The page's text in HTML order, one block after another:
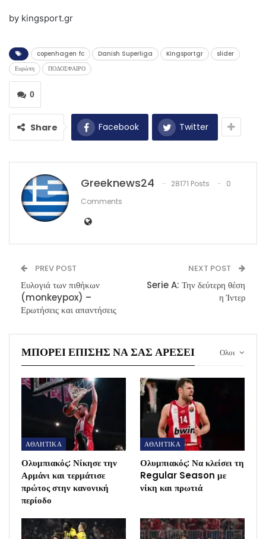
by kingsport.gr
copenhagen fc Danish Superliga Kingsportgr
slider
Ευρώπη
ΠΟΔΟΣΦΑΙΡΟ
0
Share Facebook Twitter
Greeknews24 28171 Posts
0
Comments
PREV POST
Ευλογιά των πιθήκων
(monkeypox) –
Ερωτήσεις και απαντήσεις
NEXT POST
Serie A: Την δεύτερη θέση
η Ίντερ
Ολοι
ΜΠΟΡΕΊ ΕΠΊΣΗΣ ΝΑ ΣΑΣ ΑΡΈΣΕΙ
ΑΘΛΗΤΙΚΑ
Ολυμπιακός: Νίκησε την
Αρμάνι και τερμάτισε
πρώτος στην κανονική
περίοδο
ΑΘΛΗΤΙΚΑ
Ολυμπιακός: Να κλείσει τη
Regular Season με
νίκη και πρωτιά